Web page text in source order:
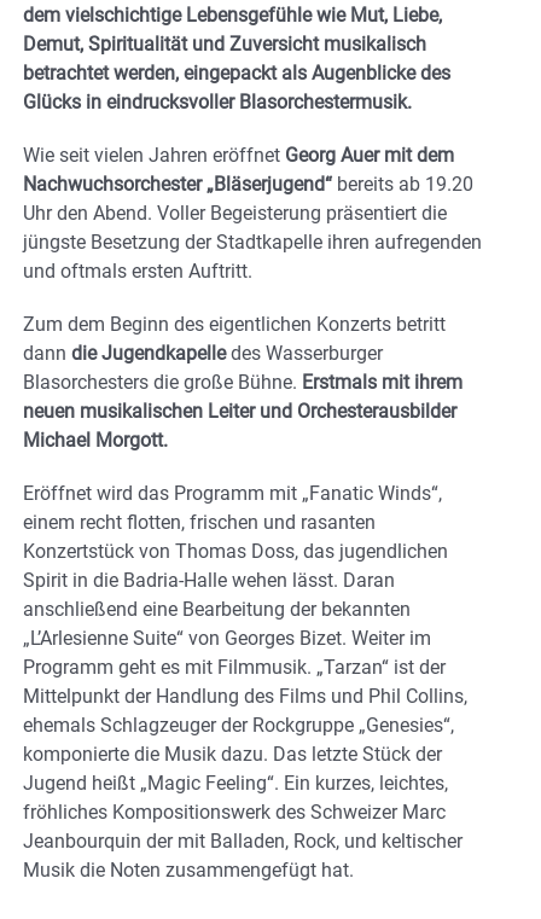
dem vielschichtige Lebensgefühle wie Mut, Liebe,
Demut, Spiritualität und Zuversicht musikalisch
betrachtet werden, eingepackt als Augenblicke des
Glücks in eindrucksvoller Blasorchestermusik.
Wie seit vielen Jahren eröffnet Georg Auer mit dem
Nachwuchsorchester „Bläserjugend“ bereits ab 19.20
Uhr den Abend. Voller Begeisterung präsentiert die
jüngste Besetzung der Stadtkapelle ihren aufregenden
und oftmals ersten Auftritt.
Zum dem Beginn des eigentlichen Konzerts betritt
dann die Jugendkapelledes Wasserburger
Blasorchesters die große Bühne. Erstmals mit ihrem
neuen musikalischen Leiter und Orchesterausbilder
Michael Morgott.
Eröffnet wird das Programm mit „Fanatic Winds“,
einem recht flotten, frischen und rasanten
Konzertstück von Thomas Doss, das jugendlichen
Spirit in die Badria-Halle wehen lässt. Daran
anschließend eine Bearbeitung der bekannten
„L’Arlesienne Suite“ von Georges Bizet. Weiter im
Programm geht es mit Filmmusik. „Tarzan“ ist der
Mittelpunkt der Handlung des Films und Phil Collins,
ehemals Schlagzeuger der Rockgruppe „Genesies“,
komponierte die Musik dazu. Das letzte Stück der
Jugend heißt „Magic Feeling“. Ein kurzes, leichtes,
fröhliches Kompositionswerk des Schweizer Marc
Jeanbourquin der mit Balladen, Rock, und keltischer
Musik die Noten zusammengefügt hat.